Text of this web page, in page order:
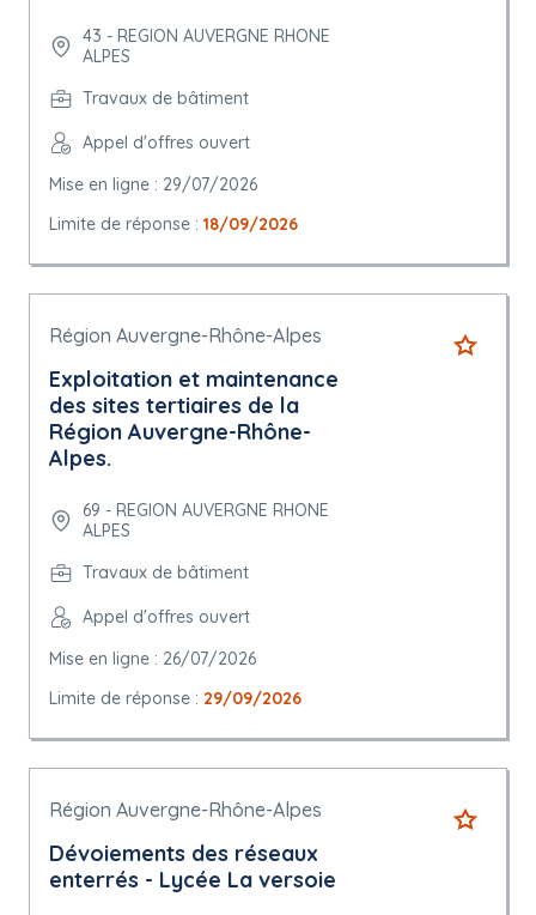
43 - REGION AUVERGNE RHONE
ALPES
Travaux de bâtiment
Appel d'offres ouvert
Mise en ligne : 29/07/2026
Limite de réponse : 18/09/2026
Région Auvergne-Rhône-Alpes
Exploitation et maintenance
des sites tertiaires de la
Région Auvergne-Rhône-
Alpes.
69 - REGION AUVERGNE RHONE
ALPES
Travaux de bâtiment
Appel d'offres ouvert
Mise en ligne : 26/07/2026
Limite de réponse : 29/09/2026
Région Auvergne-Rhône-Alpes
Dévoiements des réseaux
enterrés - Lycée La versoie